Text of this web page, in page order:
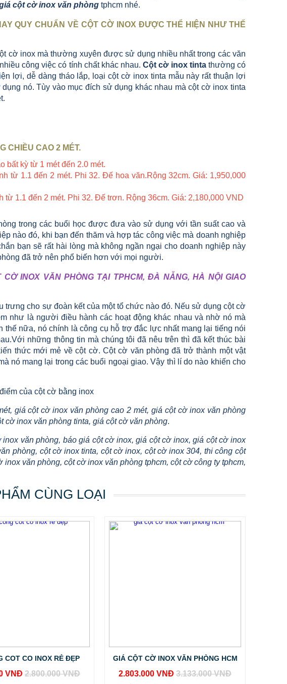
cột cờ inox văn phòng tphcm nhé.
QUY CHUẨN VỀ CỘT CỜ INOX ĐƯỢC THỂ HIỆN NHƯ THẾ
cờ inox mà thường xuyên được sử dụng nhiều nhất trong các văn
công việc có tính chất khác nhau.Cột cờ inox tintathường có
lợi, dễ dàng tháo lắp, loại cột cờ inox tinta mẫu này rất thuận lợi
nó. Tùy vào mục đích sử dụng khác nhau mà cột cờ inox tinta
CHIỀU CAO 2 MÉT.
bất kỳ từ 1 mét đến 2.0 mét.
từ 1.1 đến 2 mét. Phi 32. Đế hoa văn.Rộng 32cm. Giá: 1,950,000
từ 1.1 đến 2 mét. Phi 32. Đế trơn. Rộng 36cm. Giá: 2,180,000 VND
trong các buổi học được đưa vào sử dụng với tần suất cao và
nào đó, khi bạn đến thăm và hợp tác công việc mà doanh nghiệp
bạn sẽ rất hài lòng mà không ngần ngại cho doanh nghiệp này
đã trở nên phổ biến hơn với mọi người.
INOX VĂN PHÒNG TẠI TPHCM, ĐÀ NẴNG, HÀ NỘI GIAO
trưng cho sự đoàn kết của một tổ chức nào đó. Nếu sử dụng cột cờ
như là người điều hành các hoạt động khác nhau và nhờ nó mà
nữa, nó chính là công cụ hỗ trợ đắc lực nhất mang lại tiếng nói
những thông tin mà chúng tôi đã nêu trên thì đã kết thúc bài
thức mới mẻ về cột cờ. Cột cờ văn phòng đã trở thành một vật
nó mang lại trong các buổi ngoại giao. Vậy thì lí do nào khiến cho
của cột cờ bằng inox
giá cột cờ inox văn phòng cao 2 mét, giá cột cờ inox văn phòng
cờ inox văn phòng tinta, giá cột cờ văn phòng.
văn phòng, báo giá cột cờ inox, giá cột cờ inox, giá cột cờ inox
phòng, cột cờ inox tinta, cột cờ inox, cột cờ inox 304, thi công cột
văn phòng, cột cờ inox văn phòng tphcm, cột cờ công ty tphcm,
CÙNG LOẠI
COT CO INOX RẺ ĐẸP
VNĐ 2.800.000 VNĐ
GIÁ CỘT CỜ INOX VĂN PHÒNG HCM
2.803.000 VNĐ 3.133.000 VNĐ